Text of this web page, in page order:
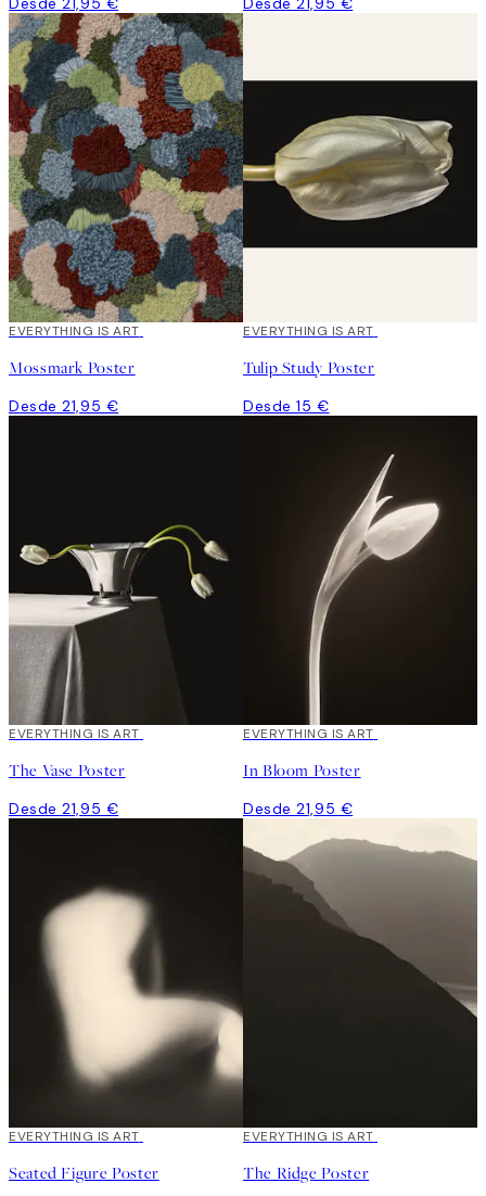
EVERYTHING IS ART
Mossmark Poster
Desde 21,95 €
EVERYTHING IS ART
Tulip Study Poster
Desde 15 €
EVERYTHING IS ART
The Vase Poster
Desde 21,95 €
EVERYTHING IS ART
In Bloom Poster
Desde 21,95 €
EVERYTHING IS ART
Seated Figure Poster
EVERYTHING IS ART
The Ridge Poster